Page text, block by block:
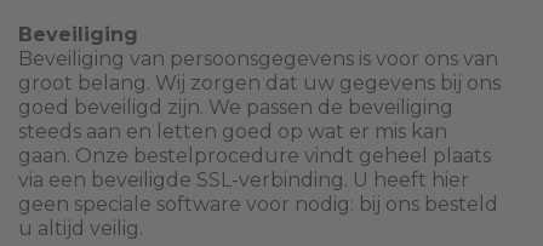
Beveiliging
Beveiliging van persoonsgegevens is voor ons van
groot belang. Wij zorgen dat uw gegevens bij ons
goed beveiligd zijn. We passen de beveiliging
steeds aan en letten goed op wat er mis kan
gaan. Onze bestelprocedure vindt geheel plaats
via een beveiligde SSL-verbinding. U heeft hier
geen speciale software voor nodig: bij ons besteld
u altijd veilig.